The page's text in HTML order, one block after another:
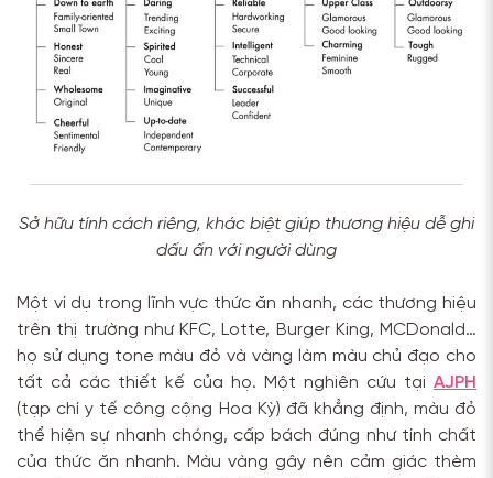
Sở hữu tính cách riêng, khác biệt giúp thương hiệu dễ ghi
dấu ấn với người dùng
Một ví dụ trong lĩnh vực thức ăn nhanh, các thương hiệu
trên thị trường như KFC, Lotte, Burger King, MCDonald…
họ sử dụng tone màu đỏ và vàng làm màu chủ đạo cho
tất cả các thiết kế của họ. Một nghiên cứu tại AJPH
(tạp chí y tế công cộng Hoa Kỳ) đã khẳng định, màu đỏ
thể hiện sự nhanh chóng, cấp bách đúng như tính chất
của thức ăn nhanh. Màu vàng gây nên cảm giác thèm